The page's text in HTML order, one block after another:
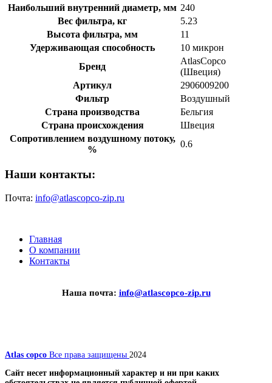
Наибольший внутренний диаметр, мм 240
Вес фильтра, кг
5.23
Высота фильтра, мм
11
Удерживающая способность
10 микрон
Бренд
AtlasCopco
(Швеция)
Артикул
2906009200
Фильтр
Воздушный
Страна производства
Бельгия
Страна происхождения
Швеция
Сопротивлением воздушному потоку,
%
0.6
Наши контакты:
Почта: info@atlascopco-zip.ru
Главная
О компании
Контакты
Наша почта: info@atlascopco-zip.ru
Atlas copco Все права защищены 2024
Сайт несет информационный характер и ни при каких